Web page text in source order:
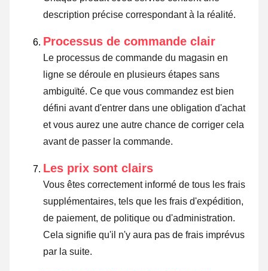
description précise correspondant à la réalité.
Processus de commande clair
Le processus de commande du magasin en
ligne se déroule en plusieurs étapes sans
ambiguïté. Ce que vous commandez est bien
défini avant d'entrer dans une obligation d'achat
et vous aurez une autre chance de corriger cela
avant de passer la commande.
Les prix sont clairs
Vous êtes correctement informé de tous les frais
supplémentaires, tels que les frais d'expédition,
de paiement, de politique ou d'administration.
Cela signifie qu'il n'y aura pas de frais imprévus
par la suite.